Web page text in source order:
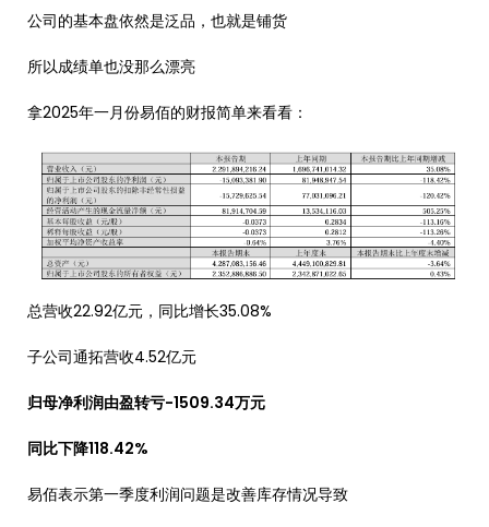
公司的基本盘依然是泛品，也就是铺货
所以成绩单也没那么漂亮
拿2025年一月份易佰的财报简单来看看：
总营收22.92亿元，同比增长35.08%
子公司通拓营收4.52亿元
归母净利润由盈转亏-1509.34万元
同比下降118.42%
易佰表示第一季度利润问题是改善库存情况导致